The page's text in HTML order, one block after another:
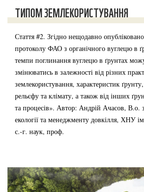
ТИПОМ ЗЕМЛЕКОРИСТУВАННЯ
Стаття #2. Згідно нещодавно
протоколу ФАО з органічного вуглецю в
темпи поглинання вуглецю в ґрунтах
змінюватись в залежності від різних
землекористування, характеристик
рельєфу та клімату, а також від інших
та процесів». Автор: Андрій Ачасов, В.о.
екології та менеджменту довкілля, ХНУ
с.-г. наук, проф.